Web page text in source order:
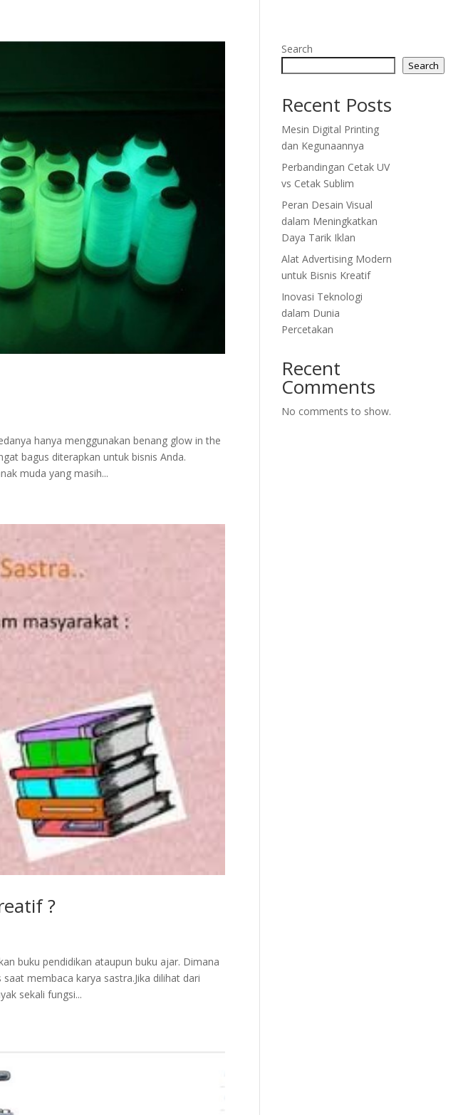
hanya menggunakan benang glow in the
bagus diterapkan untuk bisnis Anda.
muda yang masih...
?
buku pendidikan ataupun buku ajar. Dimana
membaca karya sastra.Jika dilihat dari
sekali fungsi...
Search
Search
Recent Posts
Mesin Digital Printing
dan Kegunaannya
Perbandingan Cetak UV
vs Cetak Sublim
Peran Desain Visual
dalam Meningkatkan
Daya Tarik Iklan
Alat Advertising Modern
untuk Bisnis Kreatif
Inovasi Teknologi
dalam Dunia
Percetakan
Recent
Comments
No comments to show.